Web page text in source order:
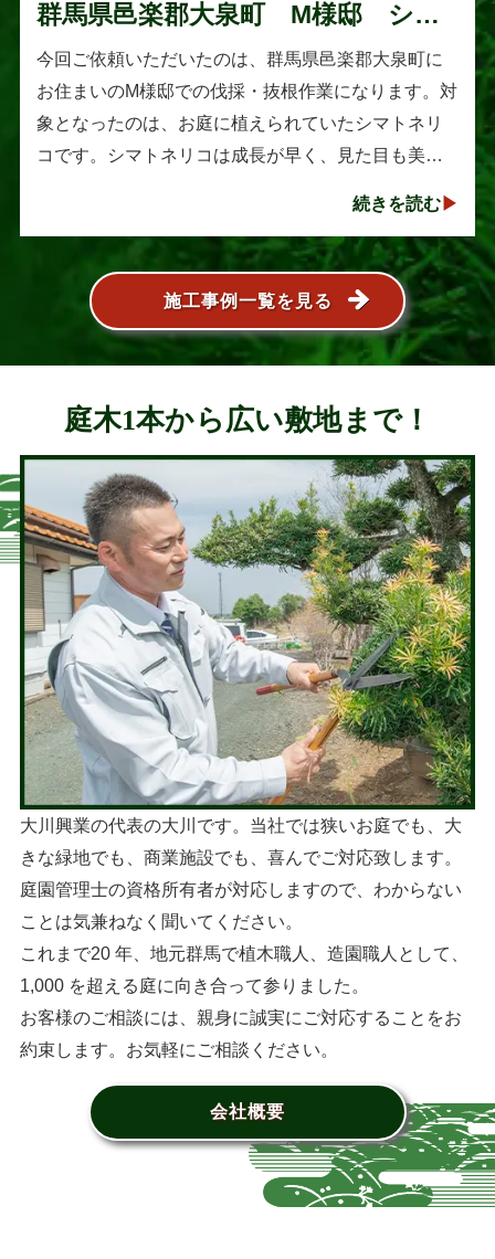
群馬県邑楽郡大泉町 M様邸 シマ
トネリコの伐採と抜根作業
今回ご依頼いただいたのは、群馬県邑楽郡大泉町に
お住まいのM様邸での伐採・抜根作業になります。対
象となったのは、お庭に植えられていたシマトネリ
コです。シマトネリコは成長が早く、見た目も美し
続きを読む
施工事例一覧を見る
庭木1本から広い敷地まで！
大川興業の代表の大川です。当社では狭いお庭でも、大
きな緑地でも、商業施設でも、喜んでご対応致します。
庭園管理士の資格所有者が対応しますので、わからない
ことは気兼ねなく聞いてください。
これまで20 年、地元群馬で植木職人、造園職人として、
1,000 を超える庭に向き合って参りました。
お客様のご相談には、親身に誠実にご対応することをお
約束します。お気軽にご相談ください。
会社概要